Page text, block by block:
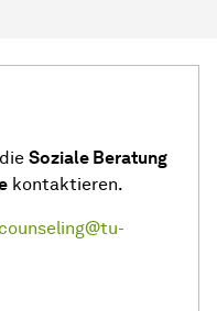
Soziale Beratung
kontaktieren.